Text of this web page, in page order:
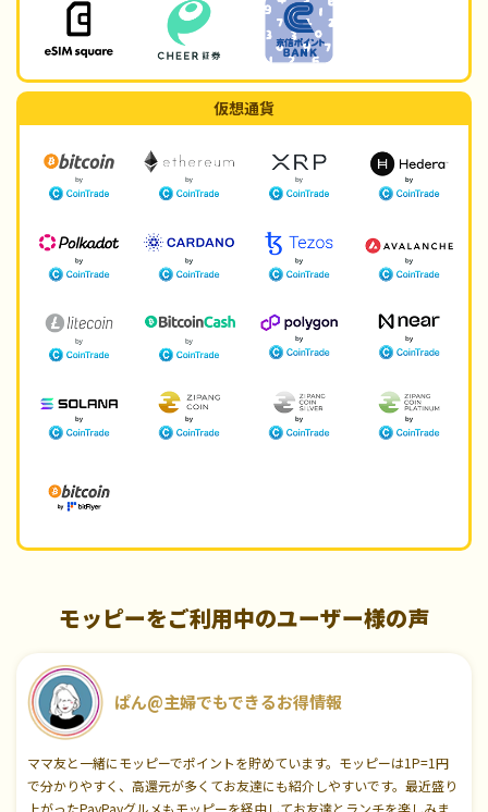
仮想通貨
モッピーをご利用中のユーザー様の声
ぱん@主婦でもできるお得情報
ママ友と一緒にモッピーでポイントを貯めています。モッピーは1P=1円
で分かりやすく、高還元が多くてお友達にも紹介しやすいです。最近盛り